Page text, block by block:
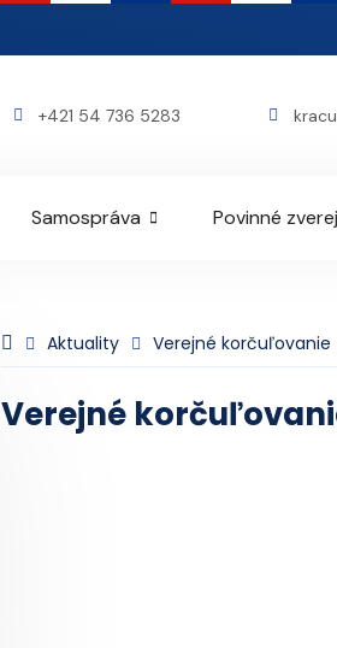
+421 54 736 5283
Samospráva Povinné
Aktuality Verejné korčuľovanie
Verejné